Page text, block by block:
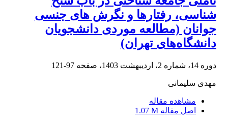
شناسی، رفتارها و نگرش های جنسی
جوانان (مطالعه موردی دانشجویان
دانشگاه‌های تهران)
دوره 14، شماره 2، اردیبهشت 1403، صفحه 97-121
مهدی سلیمانی
مشاهده مقاله
اصل مقاله 1.07 M